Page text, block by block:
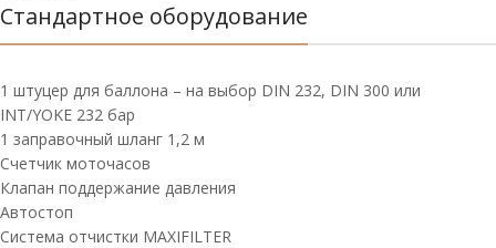
Стандартное оборудование
1 штуцер для баллона – на выбор DIN 232, DIN 300 или
INT/YOKE 232 бар
1 заправочный шланг 1,2 м
Счетчик моточасов
Клапан поддержание давления
Автостоп
Система отчистки MAXIFILTER